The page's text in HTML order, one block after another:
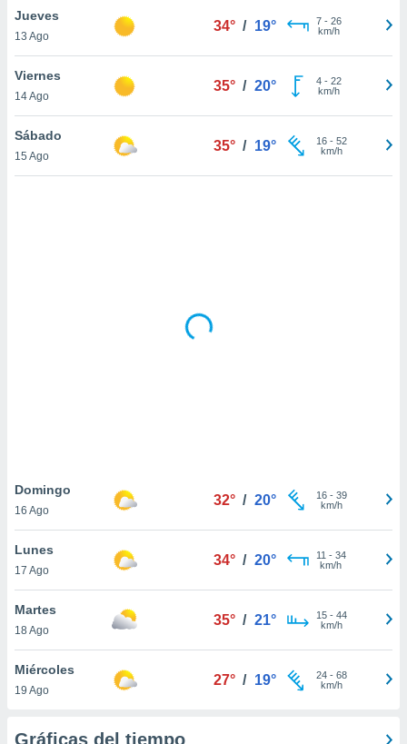
sean
el sitio
ni para
o
similares
como
sitio
de
traten tus
en
interés
su
Jueves
13 Ago
34° / 19° 7- 26
km/h
Viernes
14 Ago
35° / 20° 4- 22
km/h
Sábado
15 Ago
35° / 19° 16- 52
km/h
Domingo
16 Ago
32° / 20° 16- 39
km/h
Lunes
17 Ago
34° / 20° 11 - 34
km/h
Martes
18 Ago
35° / 21° 15- 44
km/h
Miércoles
19 Ago
27° / 19° 24- 68
km/h
Gráficas del tiempo